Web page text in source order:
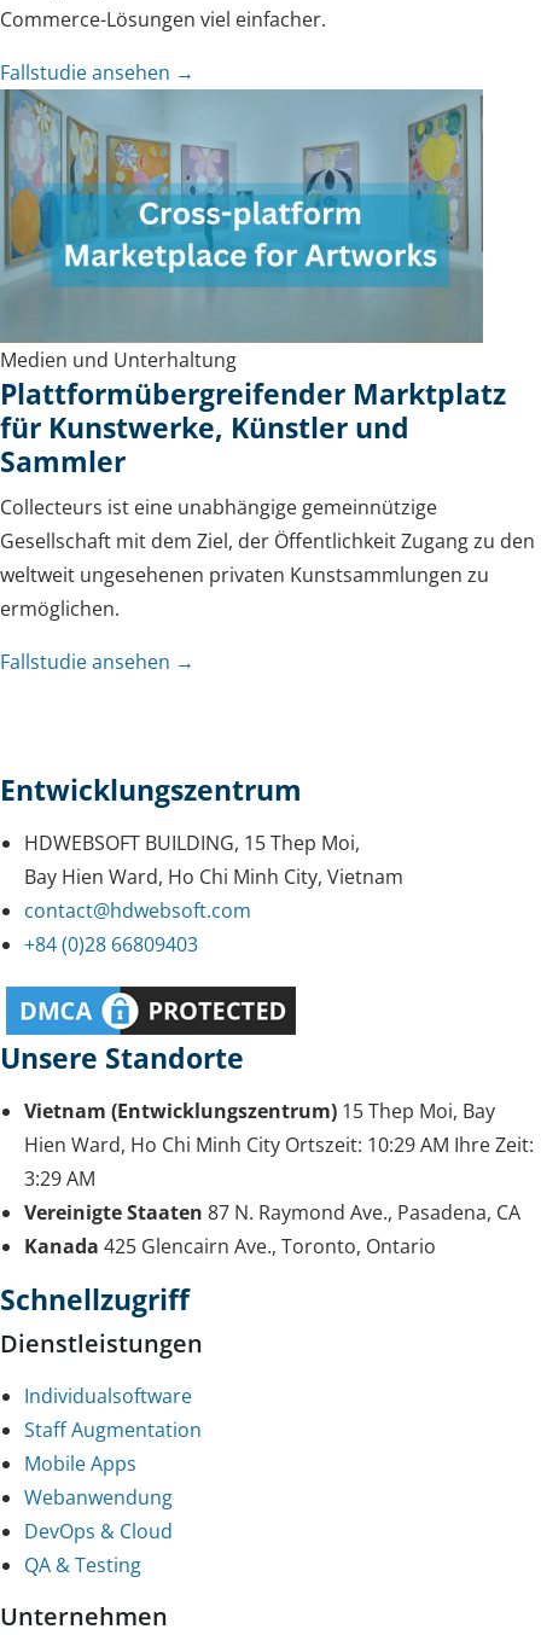
Commerce-Lösungen viel einfacher.
Fallstudie ansehen →
Medien und Unterhaltung
Plattformübergreifender Marktplatz
für Kunstwerke, Künstler und
Sammler
Collecteurs ist eine unabhängige gemeinnützige
Gesellschaft mit dem Ziel, der Öffentlichkeit Zugang zu den
weltweit ungesehenen privaten Kunstsammlungen zu
ermöglichen.
Fallstudie ansehen →
Entwicklungszentrum
HDWEBSOFT BUILDING, 15 Thep Moi,
Bay Hien Ward, Ho Chi Minh City, Vietnam
contact@hdwebsoft.com
+84 (0)28 66809403
Unsere Standorte
Vietnam (Entwicklungszentrum) 15 Thep Moi, Bay
Hien Ward, Ho Chi Minh City Ortszeit: 10:29 AM Ihre Zeit:
3:29 AM
Vereinigte Staaten 87 N. Raymond Ave., Pasadena, CA
Kanada 425 Glencairn Ave., Toronto, Ontario
Schnellzugriff
Dienstleistungen
Individualsoftware
Staff Augmentation
Mobile Apps
Webanwendung
DevOps & Cloud
QA & Testing
Unternehmen